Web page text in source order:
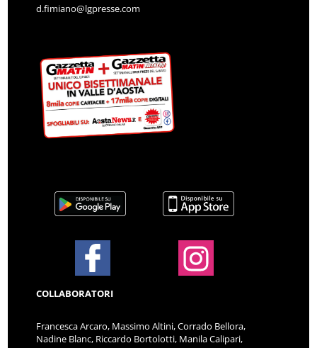
d.fimiano@lgpresse.com
COLLABORATORI
Francesca Arcaro, Massimo Altini, Corrado Bellora,
Nadine Blanc, Riccardo Bortolotti, Manila Calipari,